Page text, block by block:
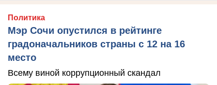
Политика
Мэр Сочи опустился в рейтинге
градоначальников страны с 12 на 16
место
Всему виной коррупционный скандал